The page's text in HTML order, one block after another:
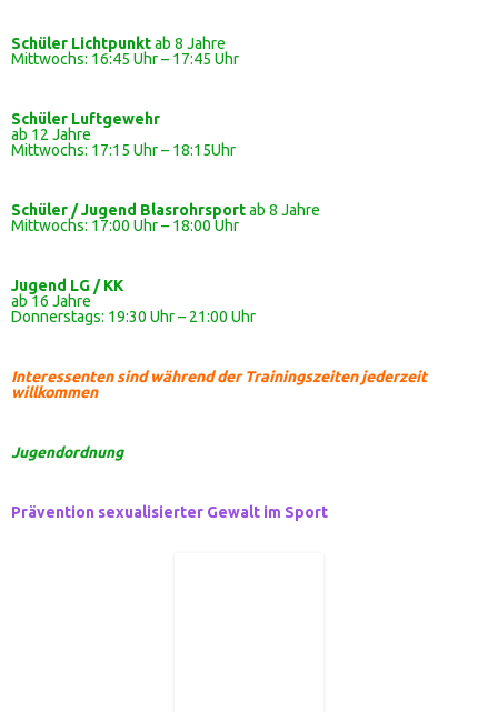
Schüler Lichtpunktab 8 Jahre
Mittwochs: 16:45 Uhr – 17:45 Uhr
Schüler Luftgewehr
ab 12 Jahre
Mittwochs: 17:15 Uhr – 18:15Uhr
Schüler / Jugend Blasrohrsportab 8 Jahre
Mittwochs: 17:00 Uhr – 18:00 Uhr
Jugend LG / KK
ab 16 Jahre
Donnerstags: 19:30 Uhr – 21:00 Uhr
Interessenten sind während der Trainingszeiten jederzeit
willkommen
Jugendordnung
Prävention sexualisierter Gewalt im Sport